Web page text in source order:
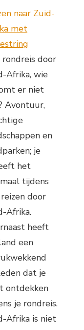
naar Zuid-
met
rondreis door
Afrika, wie
er niet
Avontuur,
en
je
het
tijdens
door
Afrika.
heeft
een
dat je
ontdekken
je rondreis.
Afrika is niet